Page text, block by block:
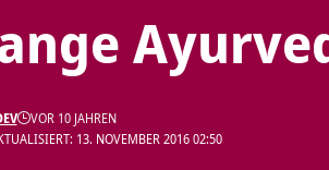
13. NOVEMBER 2016 02:50
VOR 10 JAHREN